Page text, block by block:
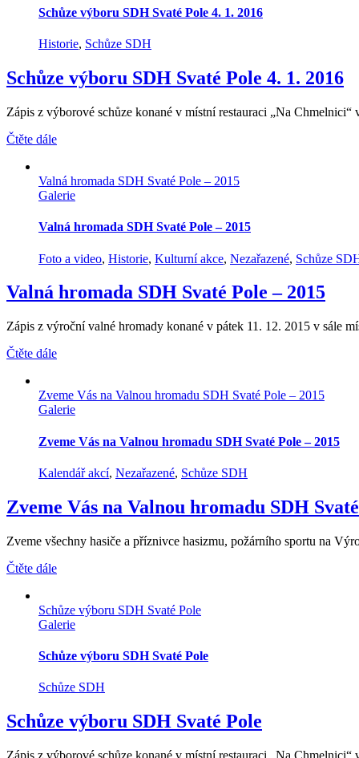
Schůze výboru SDH Svaté Pole 4. 1. 2016
Historie, Schůze SDH
Schůze výboru SDH Svaté Pole 4. 1. 2016
Zápis z výborové schůze konané v místní restauraci „Na
Čtěte dále
Valná hromada SDH Svaté Pole – 2015
Galerie
Valná hromada SDH Svaté Pole – 2015
Foto a video, Historie, Kulturní akce, Nezařazené, Schůze
Valná hromada SDH Svaté Pole – 2015
Zápis z výroční valné hromady konané v pátek 11. 12. 2015 v sále
Čtěte dále
Zveme Vás na Valnou hromadu SDH Svaté Pole – 2015
Galerie
Zveme Vás na Valnou hromadu SDH Svaté Pole – 2015
Kalendář akcí, Nezařazené, Schůze SDH
Zveme Vás na Valnou hromadu SDH
Zveme všechny hasiče a příznivce hasizmu, požárního sportu na
Čtěte dále
Schůze výboru SDH Svaté Pole
Galerie
Schůze výboru SDH Svaté Pole
Schůze SDH
Schůze výboru SDH Svaté Pole
Zápis z výborové schůze konané v místní restauraci „Na